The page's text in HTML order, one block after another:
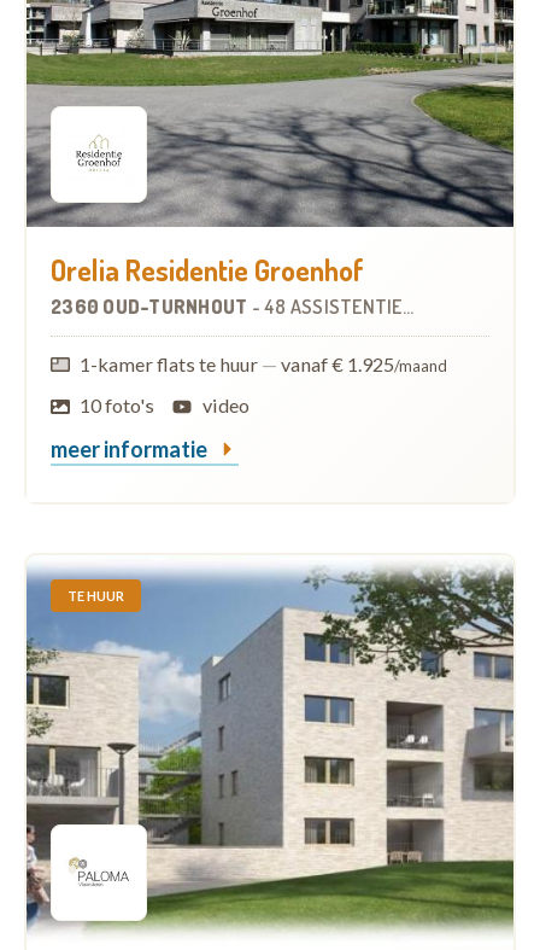
Orelia Residentie Groenhof
2360 OUD-TURNHOUT - 48 ASSISTENTIEWONINGEN
1-kamer flats te huur — vanaf € 1.925/maand
10 foto's video
meer informatie
TE HUUR